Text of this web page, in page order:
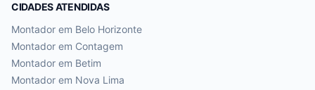
CIDADES ATENDIDAS
Montador em Belo Horizonte
Montador em Contagem
Montador em Betim
Montador em Nova Lima